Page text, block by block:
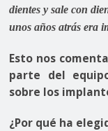
dientes y sale con
unos años atrás era
Esto nos
parte del
sobre los
¿Por qué ha